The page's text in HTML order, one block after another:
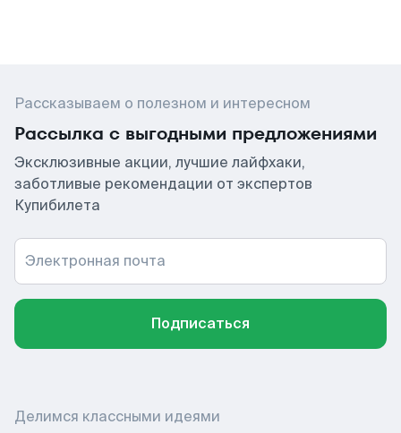
Рассказываем о полезном и интересном
Рассылка с выгодными предложениями
Эксклюзивные акции, лучшие лайфхаки,
заботливые рекомендации от экспертов
Купибилета
Электронная почта
Подписаться
Делимся классными идеями